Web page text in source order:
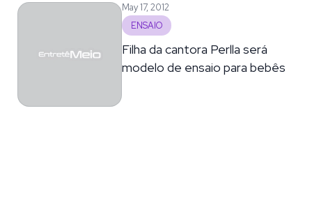
May 17, 2012
ENSAIO
Filha da cantora Perlla será
modelo de ensaio para bebês